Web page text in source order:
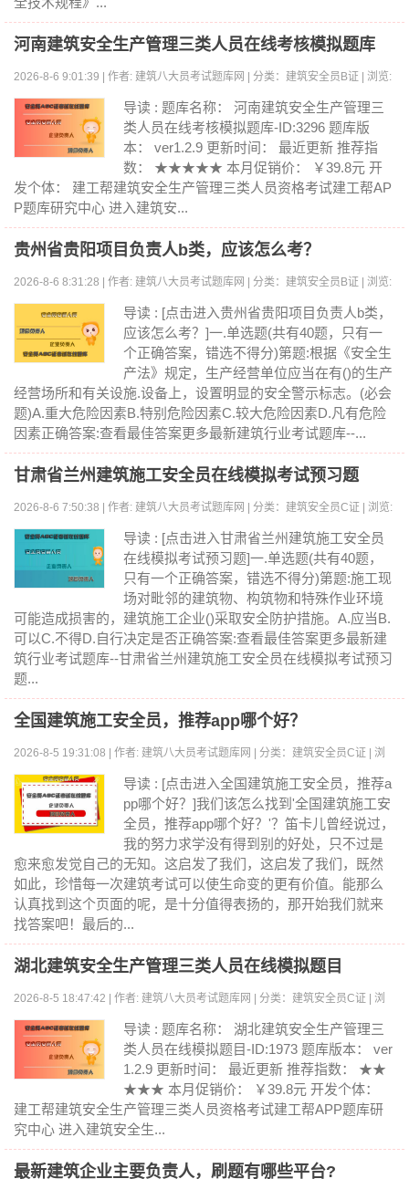
河南建筑安全生产管理三类人员在线考核模拟题库
2026-8-6 9:01:39 | 作者: 建筑八大员考试题库网 | 分类：建筑安全员B证 | 浏览:
导读 : 题库名称： 河南建筑安全生产管理三
类人员在线考核模拟题库-ID:3296 题库版
本： ver1.2.9 更新时间： 最近更新 推荐指
数： ★★★★★ 本月促销价： ￥39.8元 开
发个体： 建工帮建筑安全生产管理三类人员资格考试建工帮AP
P题库研究中心 进入建筑安...
贵州省贵阳项目负责人b类，应该怎么考？
2026-8-6 8:31:28 | 作者: 建筑八大员考试题库网 | 分类：建筑安全员B证 | 浏览:
导读 : [点击进入贵州省贵阳项目负责人b类，
应该怎么考？]一.单选题(共有40题，只有一
个正确答案，错选不得分)第题:根据《安全生
产法》规定，生产经营单位应当在有()的生产
经营场所和有关设施.设备上，设置明显的安全警示标志。(必会
题)A.重大危险因素B.特别危险因素C.较大危险因素D.凡有危险
因素正确答案:查看最佳答案更多最新建筑行业考试题库--...
甘肃省兰州建筑施工安全员在线模拟考试预习题
2026-8-6 7:50:38 | 作者: 建筑八大员考试题库网 | 分类：建筑安全员C证 | 浏览:
导读 : [点击进入甘肃省兰州建筑施工安全员
在线模拟考试预习题]一.单选题(共有40题，
只有一个正确答案，错选不得分)第题:施工现
场对毗邻的建筑物、构筑物和特殊作业环境
可能造成损害的，建筑施工企业()采取安全防护措施。A.应当B.
可以C.不得D.自行决定是否正确答案:查看最佳答案更多最新建
筑行业考试题库--甘肃省兰州建筑施工安全员在线模拟考试预习
题...
全国建筑施工安全员，推荐app哪个好？
2026-8-5 19:31:08 | 作者: 建筑八大员考试题库网 | 分类：建筑安全员C证 | 浏
览:0
导读 : [点击进入全国建筑施工安全员，推荐a
pp哪个好？]我们该怎么找到'全国建筑施工安
全员，推荐app哪个好？'？笛卡儿曾经说过，
我的努力求学没有得到别的好处，只不过是
愈来愈发觉自己的无知。这启发了我们，这启发了我们，既然
如此，珍惜每一次建筑考试可以使生命变的更有价值。能那么
认真找到这个页面的呢，是十分值得表扬的，那开始我们就来
找答案吧！最后的...
湖北建筑安全生产管理三类人员在线模拟题目
2026-8-5 18:47:42 | 作者: 建筑八大员考试题库网 | 分类：建筑安全员C证 | 浏
览:0
导读 : 题库名称： 湖北建筑安全生产管理三
类人员在线模拟题目-ID:1973 题库版本： ver
1.2.9 更新时间： 最近更新 推荐指数： ★★
★★★ 本月促销价： ￥39.8元 开发个体：
建工帮建筑安全生产管理三类人员资格考试建工帮APP题库研
究中心 进入建筑安全生...
最新建筑企业主要负责人，刷题有哪些平台?